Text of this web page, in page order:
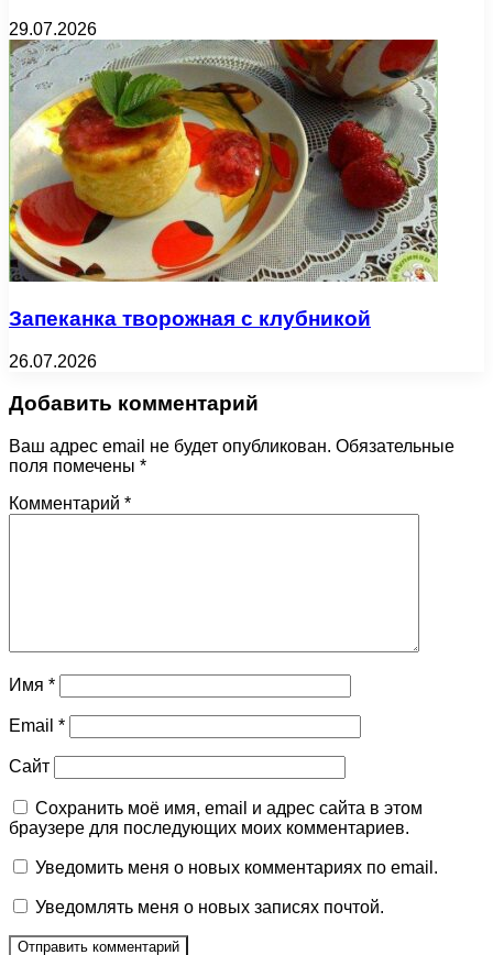
29.07.2026
Запеканка творожная с клубникой
26.07.2026
Добавить комментарий
Ваш адрес email не будет опубликован. Обязательные
поля помечены *
Комментарий *
Имя *
Email *
Сайт
Сохранить моё имя, email и адрес сайта в этом
браузере для последующих моих комментариев.
Уведомить меня о новых комментариях по email.
Уведомлять меня о новых записях почтой.